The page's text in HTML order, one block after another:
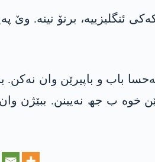
ئنگلیزییە، برنۆ نینە. وێ
باب و باپیرێن وان نەکن.
خوە ب جھ نەیینن. ببێژن